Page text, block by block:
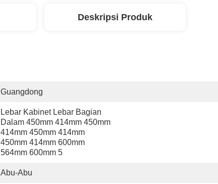
Deskripsi Produk
Guangdong
Lebar Kabinet Lebar Bagian
Dalam 450mm 414mm 450mm
414mm 450mm 414mm
450mm 414mm 600mm
564mm 600mm 5
Abu-Abu